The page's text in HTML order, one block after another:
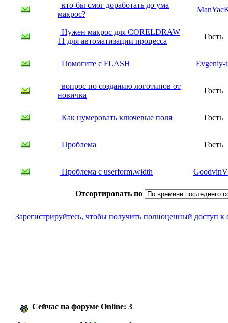
кто-бы смог доработать до ума
макрос?
Нужен макрос для CORELDRAW
11 для автоматизации процесса
Гость
Помогите с FLASH Evgeniy-
вопрос по созданию логотипов от
новичка
Гость
Как нумеровать ключевые поля Гость
Проблема Гость
Проблема с userform.width
Отсортировать по
Зарегистрируйтесь, чтобы получить полноценный доступ
Сейчас на форуме Online: 3